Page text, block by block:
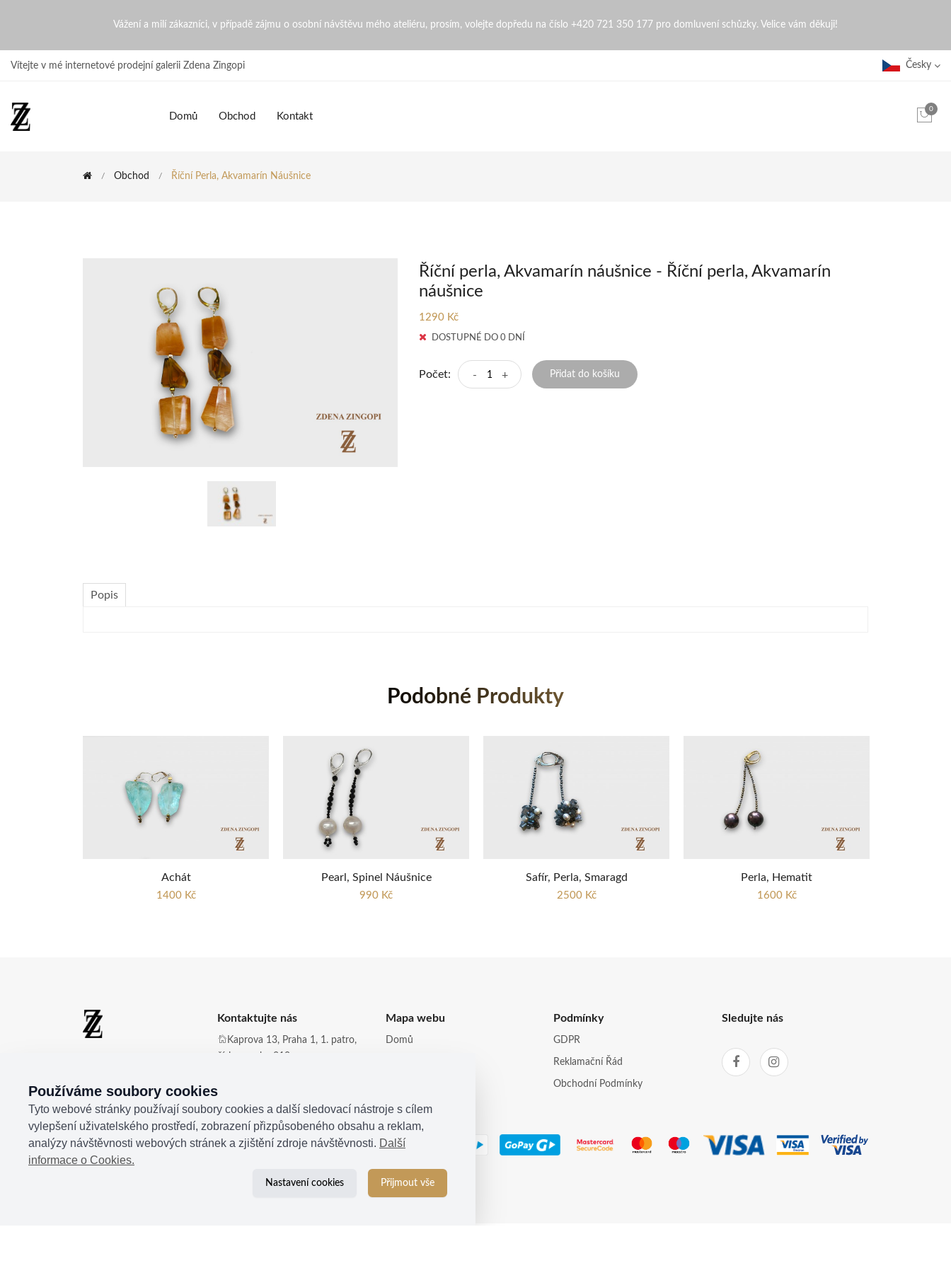
Říční perla, Akvamarín náušnice | ZdenaZingopi
Vážení a milí zákazníci, v případě zájmu o osobní návštěvu mého ateliéru, prosím, volejte dopředu na číslo +420 721 350 177 pro domluvení schůzky. Velice vám děkuji!
Vítejte v mé internetové prodejní galerii Zdena Zingopi Česky
Domů Obchod Kontakt
0
Obchod Říční Perla, Akvamarín Náušnice
Říční perla, Akvamarín náušnice - Říční perla, Akvamarín
náušnice
1290 Kč
DOSTUPNÉ DO 0 DNÍ
Počet: - + Přidat do košíku
Popis
Podobné Produkty
Achát
1400 Kč
Pearl, Spinel Náušnice
990 Kč
Safír, Perla, Smaragd
2500 Kč
Perla, Hematit
1600 Kč
Kontaktujte nás
Kaprova 13, Praha 1, 1. patro,
Mapa webu
Domů
Podmínky
GDPR
Reklamační Řád
Obchodní Podmínky
Sledujte nás
Používáme soubory cookies
Tyto webové stránky používají soubory cookies a další sledovací nástroje s cílem
vylepšení uživatelského prostředí, zobrazení přizpůsobeného obsahu a reklam,
analýzy návštěvnosti webových stránek a zjištění zdroje návštěvnosti. Další
informace o Cookies.
Nastavení cookies Přijmout vše